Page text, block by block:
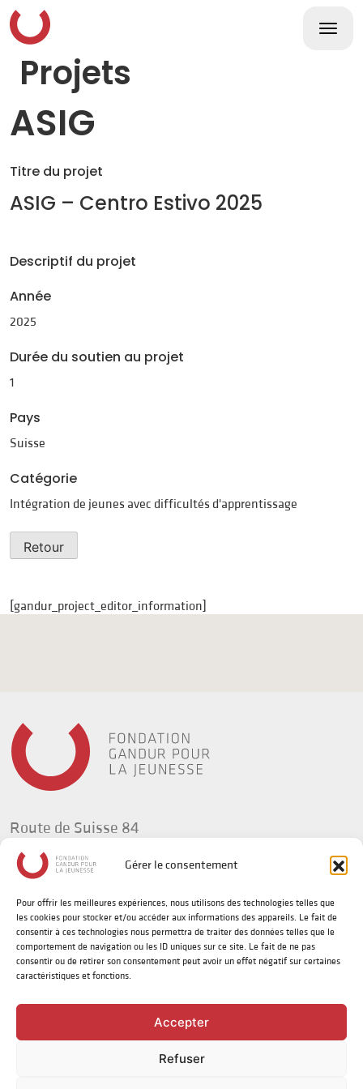
Gérer le consentement
Pour offrir les meilleures expériences, nous utilisons des technologies telles que
les cookies pour stocker et/ou accéder aux informations des appareils. Le fait de
consentir à ces technologies nous permettra de traiter des données telles que le
comportement de navigation ou les ID uniques sur ce site. Le fait de ne pas
consentir ou de retirer son consentement peut avoir un effet négatif sur certaines
caractéristiques et fonctions.
Accepter
Refuser
Skip
to
content
Projets
ASIG
Titre du projet
ASIG – Centro Estivo 2025
Descriptif du projet
Année
2025
Durée du soutien au projet
1
Pays
Suisse
Catégorie
Intégration de jeunes avec difficultés d'apprentissage
Retour
[gandur_project_editor_information]
Route de Suisse 84
1295 Tannay
Suisse
t +41(0) 58 702 92 34
info@fg-jeunesse.org
Politique de confidentialité